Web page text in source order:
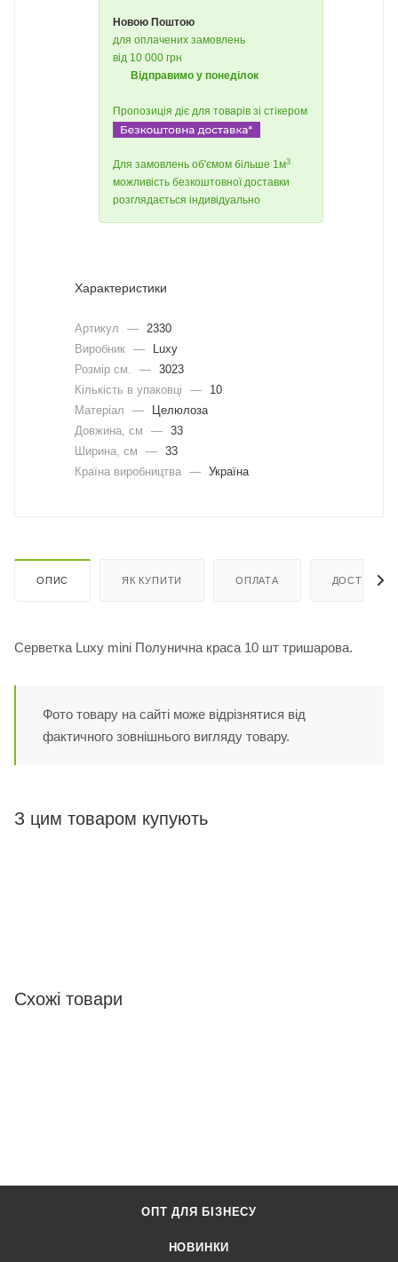
Новою Поштою
для оплачених замовлень
від 10 000 грн
Відправимо у понеділок
Пропозиція діє для товарів зі стікером
Для замовлень об'ємом більше 1м3
можливість безкоштовної доставки
розглядається індивідуально
Характеристики
Артикул —
2330
Виробник —
Luxy
Розмір см.
— 3023
Кількість в упаковці
—
10
Матеріал
—
Целюлоза
Довжина, cм
— 33
Ширина, cм
— 33
Країна виробництва — Україна
ОПИС ЯК КУПИТИ ОПЛАТА ДОСТАВКА
Серветка Luxy mini Полунична краса 10 шт тришарова.
Фото товару на сайті може відрізнятися від
фактичного зовнішнього вигляду товару.
З цим товаром купують
Схожі товари
ОПТ ДЛЯ БІЗНЕСУ
НОВИНКИ